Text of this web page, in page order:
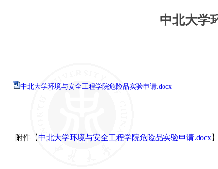
中北大学
中北大学环境与安全工程学院危险品实验申请.docx
附件【中北大学环境与安全工程学院危险品实验申请.docx